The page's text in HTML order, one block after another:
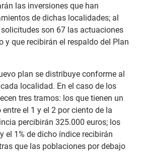
las inversiones que han
de dichas localidades; al
son 67 las actuaciones
y que recibirán el respaldo del Plan
plan se distribuye conforme al
localidad. En el caso de los
tres tramos: los que tienen un
el 1 y el 2 por ciento de la
percibirán 325.000 euros; los
el 1% de dicho índice recibirán
que las poblaciones por debajo